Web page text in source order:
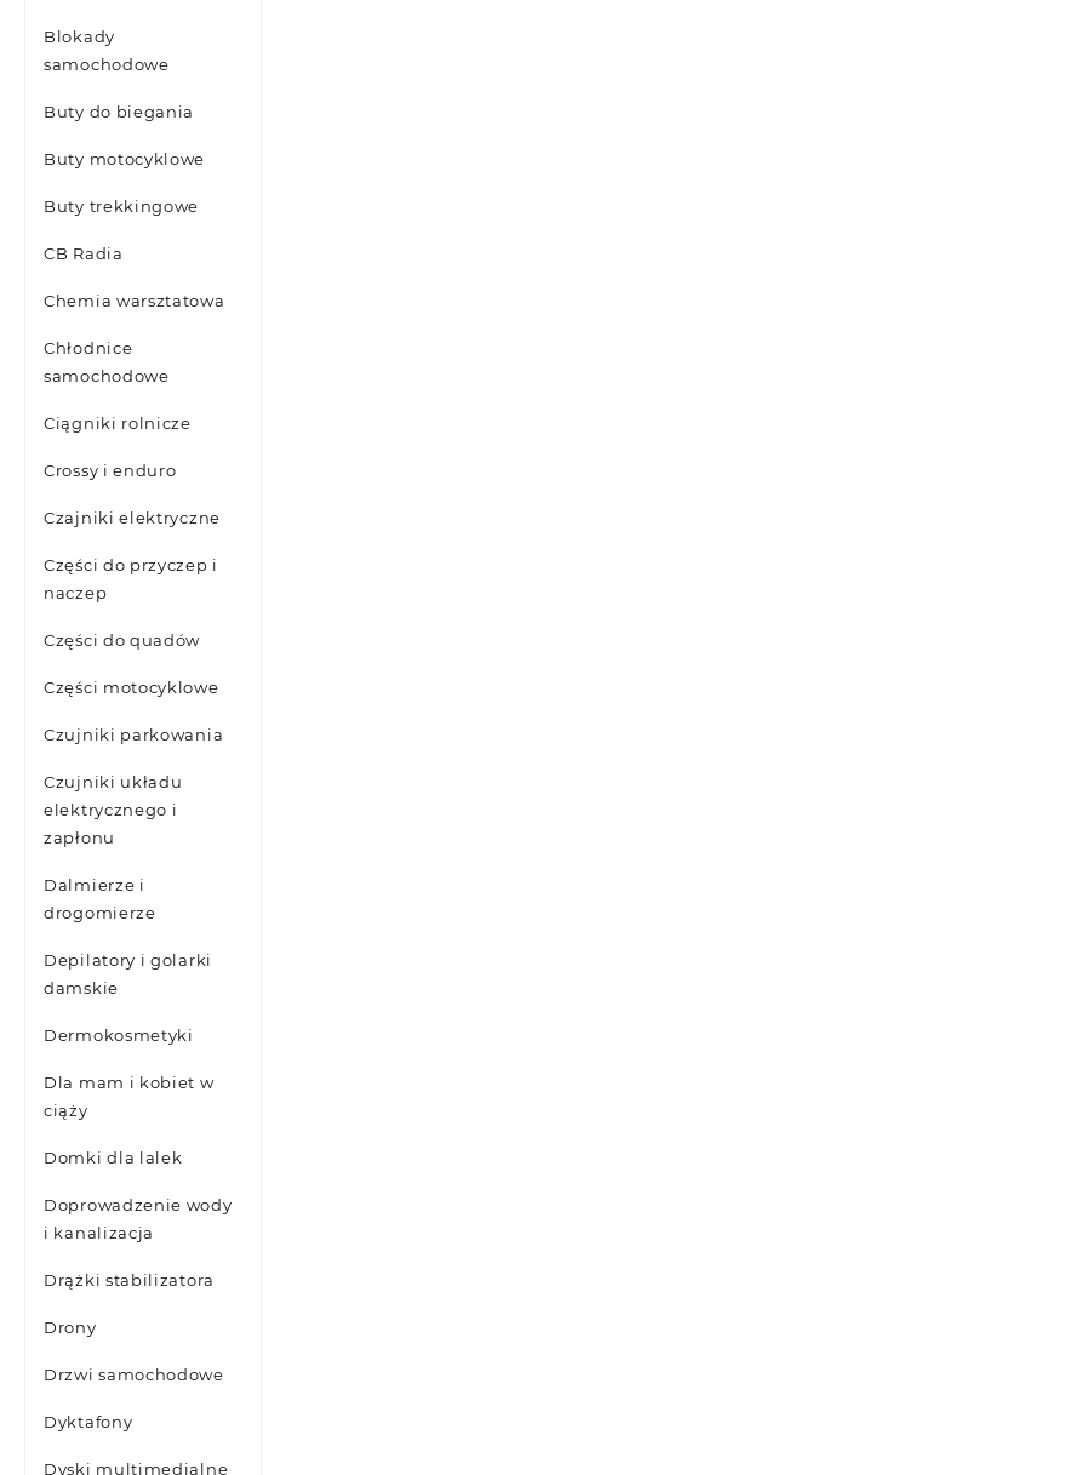
Blokady
samochodowe
Buty do biegania
Buty motocyklowe
Buty trekkingowe
CB Radia
Chemia warsztatowa
Chłodnice
samochodowe
Ciągniki rolnicze
Crossy i enduro
Czajniki elektryczne
Części do przyczep i
naczep
Części do quadów
Części motocyklowe
Czujniki parkowania
Czujniki układu
elektrycznego i
zapłonu
Dalmierze i
drogomierze
Depilatory i golarki
damskie
Dermokosmetyki
Dla mam i kobiet w
ciąży
Domki dla lalek
Doprowadzenie wody
i kanalizacja
Drążki stabilizatora
Drony
Drzwi samochodowe
Dyktafony
Dyski multimedialne